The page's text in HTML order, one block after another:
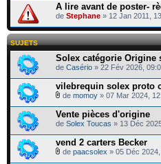
A lire avant de poster-
de Stephane » 12 Jan 2011,
SUJETS
Solex catégorie Origine
de Casério » 22 Fév 2026,
vilebrequin solex proto
de momoy » 07 Mar 2024,
Vente pièces d'origine
de Solex Toucas » 13 Déc
vend 2 carters Becker
de paacsolex » 05 Déc 2024,